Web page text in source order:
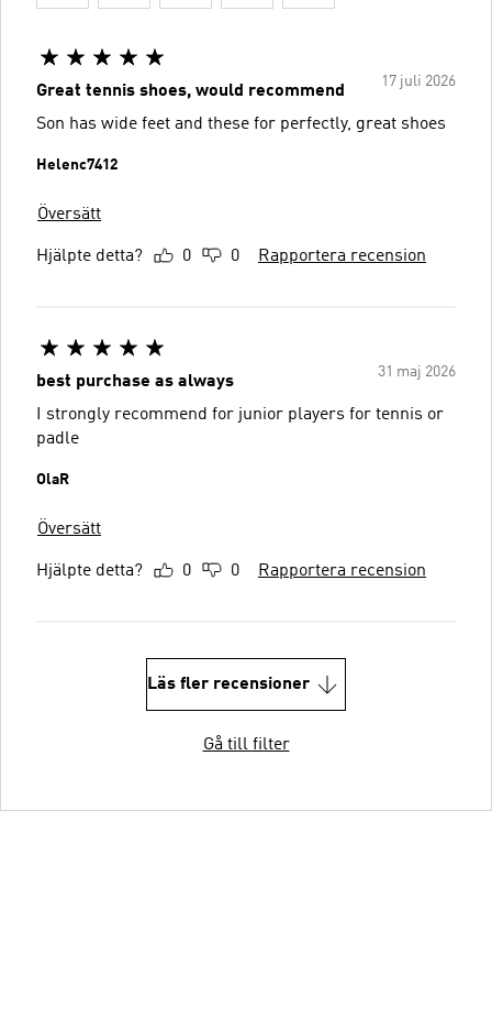
17 juli 2026
Great tennis shoes, would recommend
Son has wide feet and these for perfectly, great shoes
Helenc7412
Översätt
Hjälpte detta? 0 0 Rapportera recension
31 maj 2026
best purchase as always
I strongly recommend for junior players for tennis or
padle
OlaR
Översätt
Hjälpte detta? 0 0 Rapportera recension
Läs fler recensioner
Gå till filter